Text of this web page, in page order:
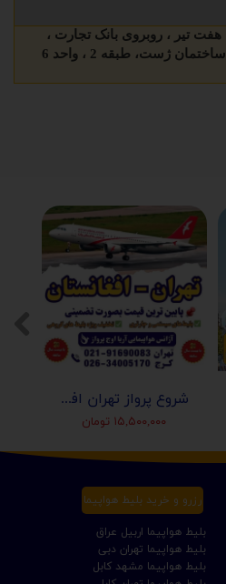
هفت تیر ، روبروی بانک تجارت ،
ساختمان ژست، طبقه 2 ، واحد 6
شروع پرواز تهران افغانستان (کابل-مزارشریف-هرات-قندهار)
۱۵,۵۰۰,۰۰۰ تومان
بلیط هواپیما مشهد کابل
بلیط هواپیما تهران دبی
بلیط هواپیما اربیل عراق
رزرو و خرید بلیط هواپیما